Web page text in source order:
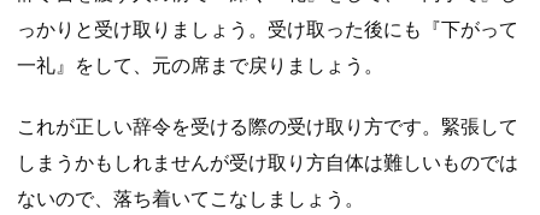
っかりと受け取りましょう。受け取った後にも『下がって
一礼』をして、元の席まで戻りましょう。
これが正しい辞令を受ける際の受け取り方です。緊張して
しまうかもしれませんが受け取り方自体は難しいものでは
ないので、落ち着いてこなしましょう。